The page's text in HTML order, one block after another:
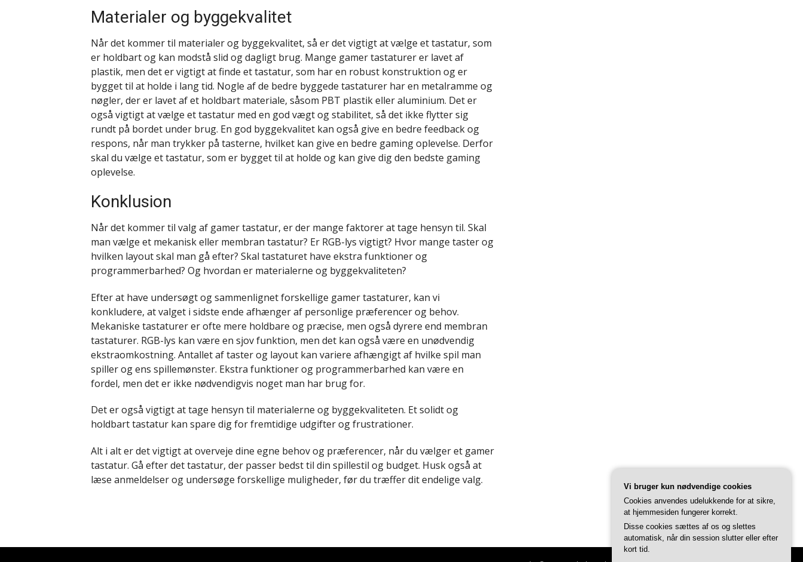
Materialer og byggekvalitet
Når det kommer til materialer og byggekvalitet, så er det vigtigt at vælge et tastatur, som
er holdbart og kan modstå slid og dagligt brug. Mange gamer tastaturer er lavet af
plastik, men det er vigtigt at finde et tastatur, som har en robust konstruktion og er
bygget til at holde i lang tid. Nogle af de bedre byggede tastaturer har en metalramme og
nøgler, der er lavet af et holdbart materiale, såsom PBT plastik eller aluminium. Det er
også vigtigt at vælge et tastatur med en god vægt og stabilitet, så det ikke flytter sig
rundt på bordet under brug. En god byggekvalitet kan også give en bedre feedback og
respons, når man trykker på tasterne, hvilket kan give en bedre gaming oplevelse. Derfor
skal du vælge et tastatur, som er bygget til at holde og kan give dig den bedste gaming
oplevelse.
Konklusion
Når det kommer til valg af gamer tastatur, er der mange faktorer at tage hensyn til. Skal
man vælge et mekanisk eller membran tastatur? Er RGB-lys vigtigt? Hvor mange taster og
hvilken layout skal man gå efter? Skal tastaturet have ekstra funktioner og
programmerbarhed? Og hvordan er materialerne og byggekvaliteten?
Efter at have undersøgt og sammenlignet forskellige gamer tastaturer, kan vi
konkludere, at valget i sidste ende afhænger af personlige præferencer og behov.
Mekaniske tastaturer er ofte mere holdbare og præcise, men også dyrere end membran
tastaturer. RGB-lys kan være en sjov funktion, men det kan også være en unødvendig
ekstraomkostning. Antallet af taster og layout kan variere afhængigt af hvilke spil man
spiller og ens spillemønster. Ekstra funktioner og programmerbarhed kan være en
fordel, men det er ikke nødvendigvis noget man har brug for.
Det er også vigtigt at tage hensyn til materialerne og byggekvaliteten. Et solidt og
holdbart tastatur kan spare dig for fremtidige udgifter og frustrationer.
Alt i alt er det vigtigt at overveje dine egne behov og præferencer, når du vælger et gamer
tastatur. Gå efter det tastatur, der passer bedst til din spillestil og budget. Husk også at
læse anmeldelser og undersøge forskellige muligheder, før du træffer dit endelige valg.
Vi bruger kun nødvendige cookies
Cookies anvendes udelukkende for at sikre,
at hjemmesiden fungerer korrekt.
Disse cookies sættes af os og slettes
automatisk, når din session slutter eller efter
kort tid.